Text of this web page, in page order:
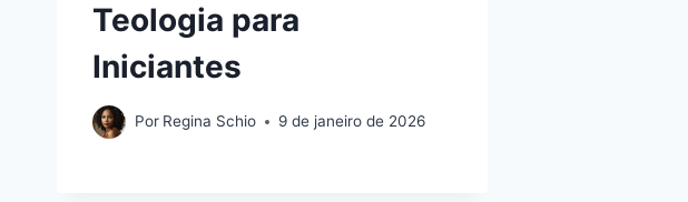
Teologia para
Iniciantes
Por Regina Schio 9 de janeiro de 2026